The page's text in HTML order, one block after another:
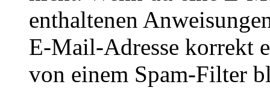
enthaltenen
E-Mail-Adresse korrekt
von einem Spam-Filter